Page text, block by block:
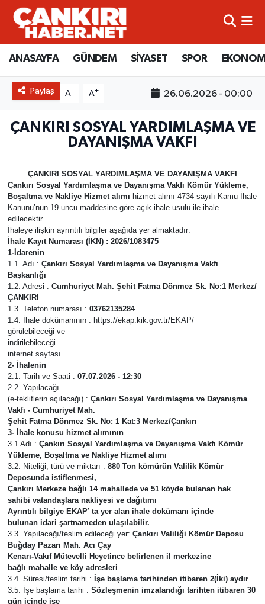
ANASAYFA GÜNDEM SİYASET SPOR
Paylaş A- A+ 26.06.2026 - 00:00
ÇANKIRI SOSYAL YARDIMLAŞMA VE
DAYANIŞMA VAKFI
ÇANKIRI SOSYAL YARDIMLAŞMA VE DAYANIŞMA VAKFI
Çankırı Sosyal Yardımlaşma ve Dayanışma Vakfı Kömür Yükleme,
Boşaltma ve Nakliye Hizmet alımı hizmet alımı 4734 sayılı Kamu İhale
Kanunu’nun 19 uncu maddesine göre açık ihale usulü ile ihale
edilecektir.
İhaleye ilişkin ayrıntılı bilgiler aşağıda yer almaktadır:
İhale Kayıt Numarası (İKN) : 2026/1083475
1-İdarenin
1.1. Adı : Çankırı Sosyal Yardımlaşma ve Dayanışma Vakfı
Başkanlığı
1.2. Adresi : Cumhuriyet Mah. Şehit Fatma Dönmez Sk. No:1 Merkez/
ÇANKIRI
1.3. Telefon numarası : 03762135284
1.4. İhale dokümanının : https://ekap.kik.gov.tr/EKAP/
görülebileceği ve
indirilebileceği
internet sayfası
2- İhalenin
2.1. Tarih ve Saati : 07.07.2026 - 12:30
2.2. Yapılacağı
(e-tekliflerin açılacağı) : Çankırı Sosyal Yardımlaşma ve Dayanışma
Vakfı - Cumhuriyet Mah.
Şehit Fatma Dönmez Sk. No: 1 Kat:3 Merkez/Çankırı
3- İhale konusu hizmet alımının
3.1 Adı : Çankırı Sosyal Yardımlaşma ve Dayanışma Vakfı Kömür
Yükleme, Boşaltma ve Nakliye Hizmet alımı
3.2. Niteliği, türü ve miktarı : 880 Ton kömürün Valilik Kömür
Deposunda istiflenmesi,
Çankırı Merkeze bağlı 14 mahallede ve 51 köyde bulanan hak
sahibi vatandaşlara nakliyesi ve dağıtımı
Ayrıntılı bilgiye EKAP’ ta yer alan ihale dokümanı içinde
bulunan idari şartnameden ulaşılabilir.
3.3. Yapılacağı/teslim edileceği yer: Çankırı Valiliği Kömür Deposu
Buğday Pazarı Mah. Acı Çay
Kenarı-Vakıf Mütevelli Heyetince belirlenen il merkezine
bağlı mahalle ve köy adresleri
3.4. Süresi/teslim tarihi : İşe başlama tarihinden itibaren 2(İki) aydır
3.5. İşe başlama tarihi : Sözleşmenin imzalandığı tarihten itibaren 30
gün içinde işe
ANASAYFA
GÜNDEM
SPOR
EĞİTİM
RESMİ İLANLAR
Künye
İletişim
BİYOGRAFİLER
GENEL
GÜNDEM
kimdir-nedir-nasil
KÜLTÜR SANAT
MAGAZİN
SAĞLIK
SİYASET
SPOR
TEKNOLOJİ
VİZYONDAKİLER
YAŞAM
Merkez Hava Durumu
Merkez Trafik Yoğunluk Haritası
Tüm Manşetler
Haber Arşivi